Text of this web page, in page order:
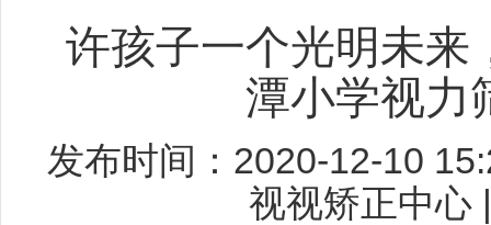
许孩子一个光明未来
潭小学视力
发布时间：2020-12-10
视视矫正中心